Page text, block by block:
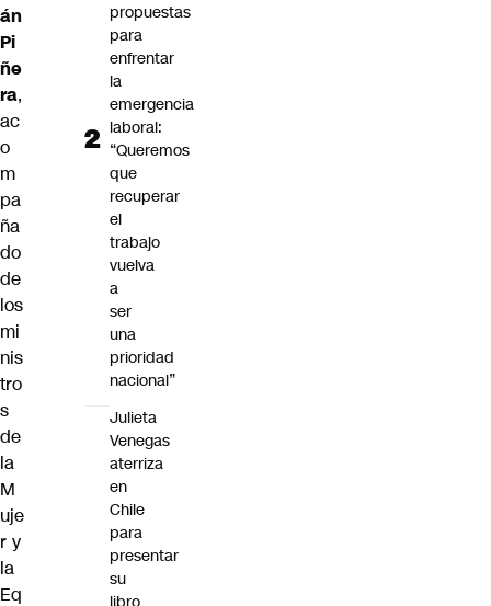
án
Pi
ñe
ra,
ac
o
m
pa
ña
do
de
los
mi
nis
tro
s
de
la
M
uje
r y
la
Eq
propuestas
para
enfrentar
la
emergencia
laboral:
“Queremos
que
recuperar
el
trabajo
vuelva
a
ser
una
prioridad
nacional”
Julieta
Venegas
aterriza
en
Chile
para
presentar
su
libro